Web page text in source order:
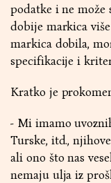
podatke i ne
dobije markica
markica dobila,
specifikacije i
Kratko je
- Mi imamo
Turske, itd.,
ali ono što nas
nemaju ulja iz